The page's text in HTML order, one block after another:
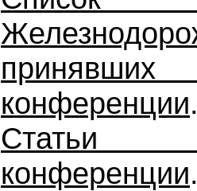
конференции
Статьи
конференции